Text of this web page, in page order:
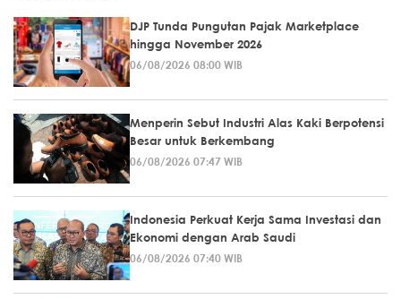
DJP Tunda Pungutan Pajak Marketplace
hingga November 2026
06/08/2026 08:00 WIB
Menperin Sebut Industri Alas Kaki Berpotensi
Besar untuk Berkembang
06/08/2026 07:47 WIB
Indonesia Perkuat Kerja Sama Investasi dan
Ekonomi dengan Arab Saudi
06/08/2026 07:40 WIB